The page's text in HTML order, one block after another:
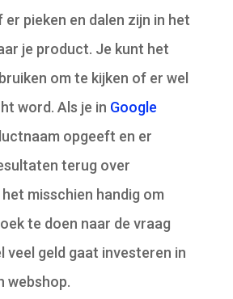
er pieken en dalen zijn in het
je product. Je kunt het
om te kijken of er wel
word. Als je in Google
opgeeft en er
terug over
misschien handig om
te doen naar de vraag
veel geld gaat investeren in
webshop.